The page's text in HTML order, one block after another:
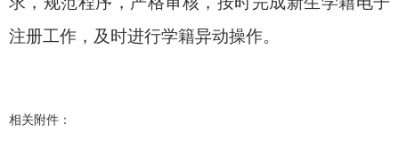
注册工作，及时进行学籍异动操作。
相关附件：